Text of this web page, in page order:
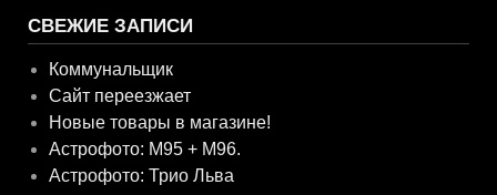
СВЕЖИЕ ЗАПИСИ
Коммунальщик
Сайт переезжает
Новые товары в магазине!
Астрофото: M95 + M96.
Астрофото: Трио Льва